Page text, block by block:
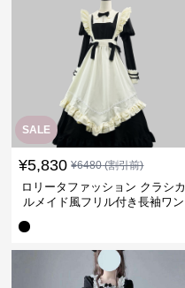
SALE
¥5,830 ¥6480(割引前)
ロリータファッション クラシカ
ルメイド風フリル付き長袖ワン